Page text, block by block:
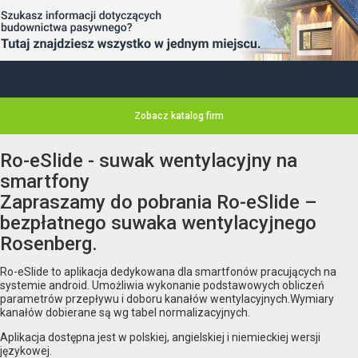
Zobacz katalog firm
Ro-eSlide - suwak wentylacyjny na
smartfony
Zapraszamy do pobrania Ro-eSlide –
bezpłatnego suwaka wentylacyjnego
Rosenberg.
Ro-eSlide to aplikacja dedykowana dla smartfonów pracujących na
systemie android. Umożliwia wykonanie podstawowych obliczeń
parametrów przepływu i doboru kanałów wentylacyjnych.Wymiary
kanałów dobierane są wg tabel normalizacyjnych.
Aplikacja dostępna jest w polskiej, angielskiej i niemieckiej wersji
językowej.